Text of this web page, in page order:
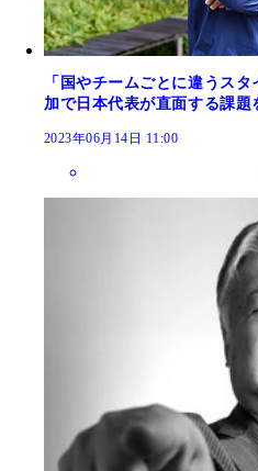
「国やチームごとに違うス
加で日本代表が直面する課題
2023年06月14日 11:00